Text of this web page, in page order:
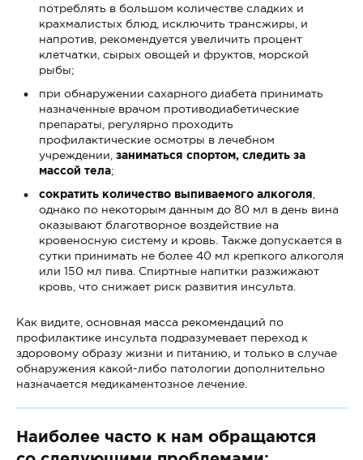
потреблять в большом количестве сладких и
крахмалистых блюд, исключить трансжиры, и
напротив, рекомендуется увеличить процент
клетчатки, сырых овощей и фруктов, морской
рыбы;
при обнаружении сахарного диабета принимать
назначенные врачом противодиабетические
препараты, регулярно проходить
профилактические осмотры в лечебном
учреждении, заниматься спортом, следить за
массой тела;
сократить количество выпиваемого алкоголя
однако по некоторым данным до 80 мл в день вина
оказывают благотворное воздействие на
кровеносную систему и кровь. Также допускается в
сутки принимать не более 40 мл крепкого алкоголя
или 150 мл пива. Спиртные напитки разжижают
кровь, что снижает риск развития инсульта.
Как видите, основная масса рекомендаций по
профилактике инсульта подразумевает переход к
здоровому образу жизни и питанию, и только в случае
обнаружения какой-либо патологии дополнительно
назначается медикаментозное лечение.
Наиболее часто к нам обращаются